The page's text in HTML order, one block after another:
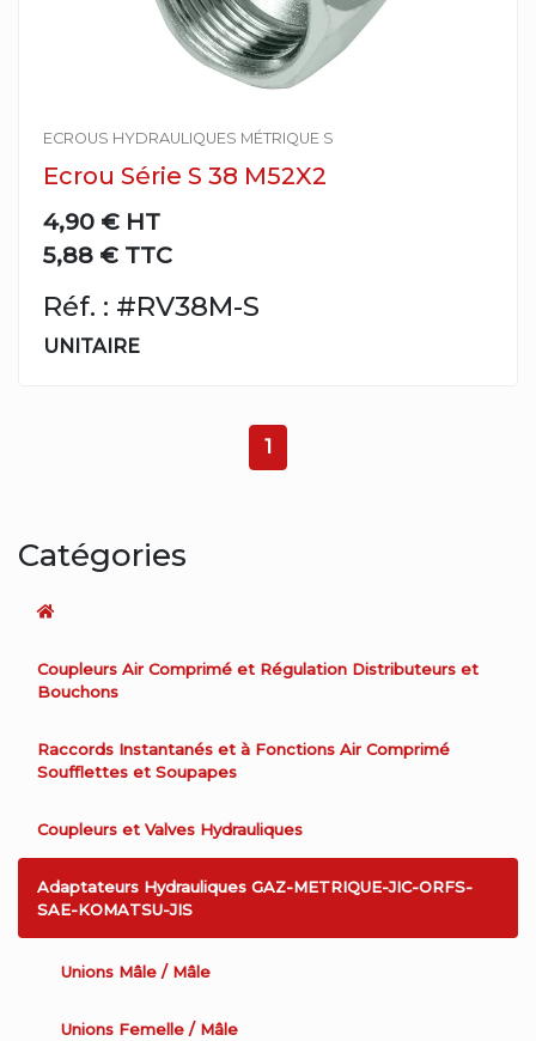
ECROUS HYDRAULIQUES MÉTRIQUE S
Ecrou Série S 38 M52X2
4,90 € HT
5,88 € TTC
Réf. : #RV38M-S
UNITAIRE
1
Catégories
Coupleurs Air Comprimé et Régulation Distributeurs et
Bouchons
Raccords Instantanés et à Fonctions Air Comprimé
Soufflettes et Soupapes
Coupleurs et Valves Hydrauliques
Adaptateurs Hydrauliques GAZ-METRIQUE-JIC-ORFS-
SAE-KOMATSU-JIS
Unions Mâle / Mâle
Unions Femelle / Mâle